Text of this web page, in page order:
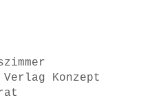
Verlag
Konzept